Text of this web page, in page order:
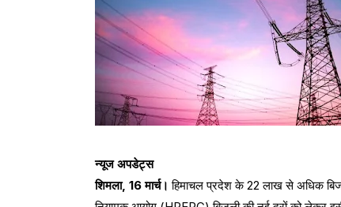
न्यूज अपडेट्स
शिमला, 16 मार्च।हिमाचल प्रदेश के 22 लाख से अधिक